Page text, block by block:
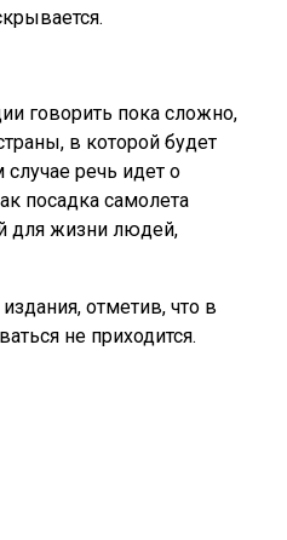
говорить пока сложно,
в которой будет
речь идет о
посадка самолета
для жизни людей,
отметив, что в
не приходится.